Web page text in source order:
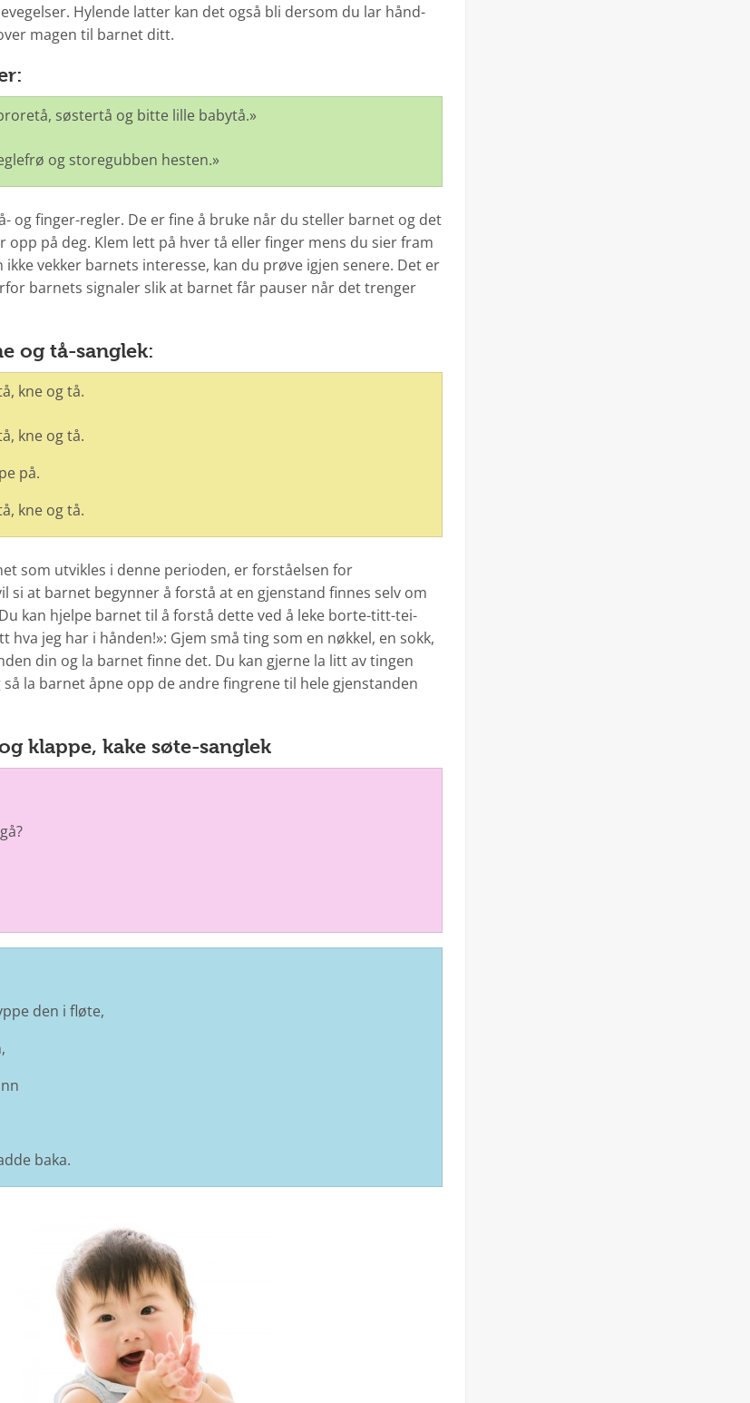
Hylende latter kan det også bli dersom du lar hånd-
magen til barnet ditt.
søstertå og bitte lille babytå.»
og storegubben hesten.»
og finger-regler. De er fine å bruke når du steller barnet og det
opp på deg. Klem lett på hver tå eller finger mens du sier fram
ikke vekker barnets interesse, kan du prøve igjen senere. Det er
barnets signaler slik at barnet får pauser når det trenger
og tå-sanglek:
kne og tå.
kne og tå.
på.
kne og tå.
som utvikles i denne perioden, er forståelsen for
si at barnet begynner å forstå at en gjenstand finnes selv om
kan hjelpe barnet til å forstå dette ved å leke borte-titt-tei-
hva jeg har i hånden!»: Gjem små ting som en nøkkel, en sokk,
din og la barnet finne det. Du kan gjerne la litt av tingen
la barnet åpne opp de andre fingrene til hele gjenstanden
klappe, kake søte-sanglek
den i fløte,
baka.